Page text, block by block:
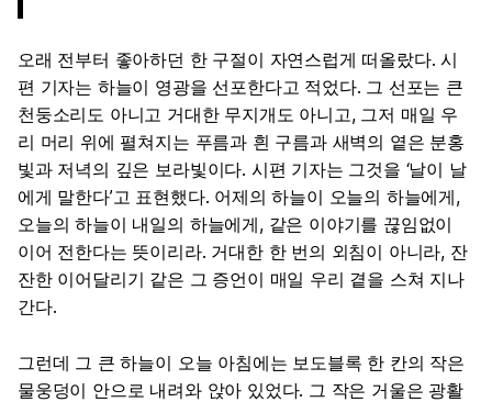
오래 전부터 좋아하던 한 구절이 자연스럽게 떠올랐다. 시
편 기자는 하늘이 영광을 선포한다고 적었다. 그 선포는 큰
천둥소리도 아니고 거대한 무지개도 아니고, 그저 매일 우
리 머리 위에 펼쳐지는 푸름과 흰 구름과 새벽의 옅은 분홍
빛과 저녁의 깊은 보라빛이다. 시편 기자는 그것을 ‘날이 날
에게 말한다’고 표현했다. 어제의 하늘이 오늘의 하늘에게,
오늘의 하늘이 내일의 하늘에게, 같은 이야기를 끊임없이
이어 전한다는 뜻이리라. 거대한 한 번의 외침이 아니라, 잔
잔한 이어달리기 같은 그 증언이 매일 우리 곁을 스쳐 지나
간다.
그런데 그 큰 하늘이 오늘 아침에는 보도블록 한 칸의 작은
물웅덩이 안으로 내려와 앉아 있었다. 그 작은 거울은 광활